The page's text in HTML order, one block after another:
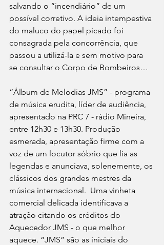
salvando o “incendiário” de um
possível corretivo. A ideia intempestiva
do maluco do papel picado foi
consagrada pela concorrência, que
passou a utilizá-la e sem motivo para
se consultar o Corpo de Bombeiros…
“Álbum de Melodias JMS” - programa
de música erudita, líder de audiência,
apresentado na PRC 7 - rádio Mineira,
entre 12h30 e 13h30. Produção
esmerada, apresentação firme com a
voz de um locutor sóbrio que lia as
legendas e anunciava, solenemente, os
clássicos dos grandes mestres da
música internacional.  Uma vinheta
comercial delicada identificava a
atração citando os créditos do
Aquecedor JMS - o que melhor
aquece. “JMS” são as iniciais do